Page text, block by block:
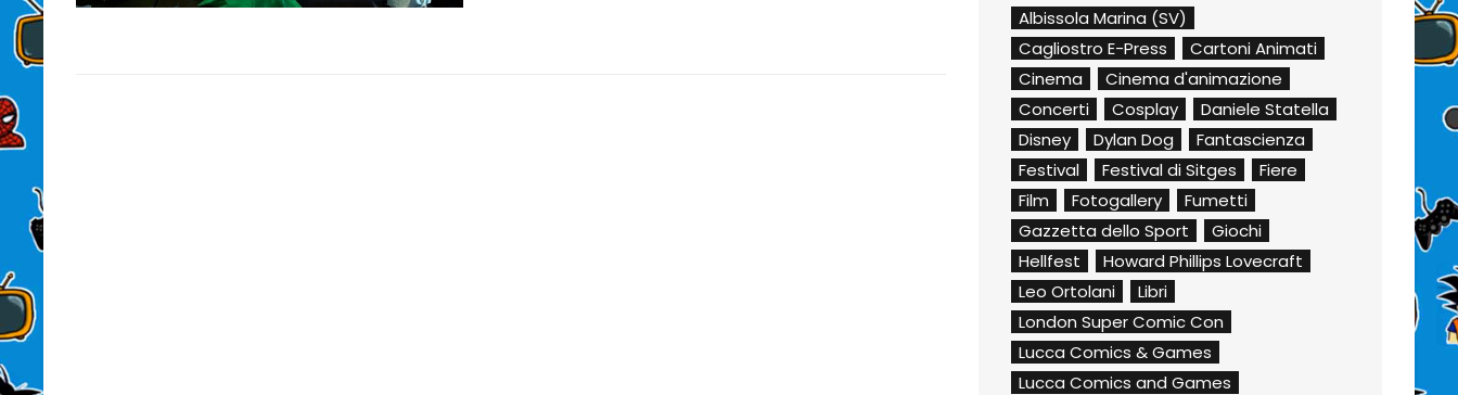
Albissola Marina (SV)
Cagliostro E-Press
Cartoni Animati
Cinema
Cinema d'animazione
Concerti
Cosplay
Daniele Statella
Disney
Dylan Dog
Fantascienza
Festival
Festival di Sitges
Fiere
Film
Fotogallery
Fumetti
Gazzetta dello Sport
Giochi
Hellfest
Howard Phillips Lovecraft
Leo Ortolani
Libri
London Super Comic Con
Lucca Comics & Games
Lucca Comics and Games